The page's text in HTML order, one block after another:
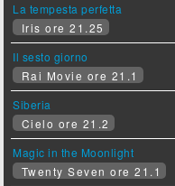
La tempesta perfetta
Iris ore 21.25
Il sesto giorno
Rai Movie ore 21.1
Siberia
Cielo ore 21.2
Magic in the Moonlight
Twenty Seven ore 21.1